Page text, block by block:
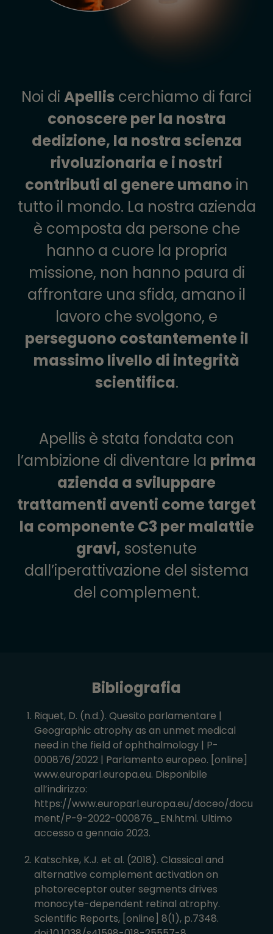
Noi di Apellis cerchiamo di farci
conoscere per la nostra
dedizione, la nostra scienza
rivoluzionaria e i nostri
contributi al genere umano in
tutto il mondo. La nostra azienda
è composta da persone che
hanno a cuore la propria
missione, non hanno paura di
affrontare una sfida, amano il
lavoro che svolgono, e
perseguono costantemente il
massimo livello di integrità
scientifica.
Apellis è stata fondata con
l’ambizione di diventare la prima
azienda a sviluppare
trattamenti aventi come target
la componente C3 per malattie
gravi, sostenute
dall’iperattivazione del sistema
del complement.
Bibliografia
Riquet, D. (n.d.). Quesito parlamentare |
Geographic atrophy as an unmet medical
need in the field of ophthalmology | P-
000876/2022 | Parlamento europeo. [online]
www.europarl.europa.eu. Disponibile
all’indirizzo:
https://www.europarl.europa.eu/doceo/docu
ment/P-9-2022-000876_EN.html. Ultimo
accesso a gennaio 2023.
Katschke, K.J. et al. (2018). Classical and
alternative complement activation on
photoreceptor outer segments drives
monocyte-dependent retinal atrophy.
Scientific Reports, [online] 8(1), p.7348.